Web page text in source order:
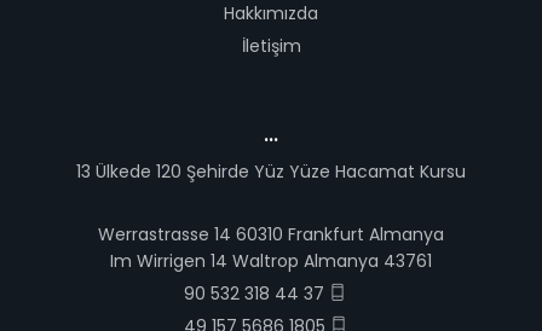
Hakkımızda
İletişim
...
13 Ülkede 120 Şehirde Yüz Yüze Hacamat Kursu
Werrastrasse 14 60310 Frankfurt Almanya
Im Wirrigen 14 Waltrop Almanya 43761
90 532 318 44 37